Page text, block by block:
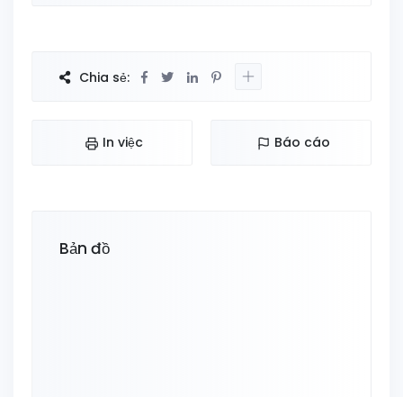
Chia sẻ:
In việc Báo cáo
Bản đồ